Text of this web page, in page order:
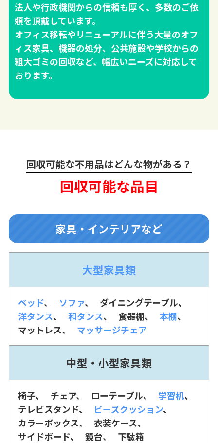
法人や行政機関からの信頼も厚く、多数のご依
頼を頂戴しています。
オフィス移転やリニューアルに伴う大量のオフ
ィス家具、機器の処分、公共施設や学校からの
粗大ゴミの回収など、幅広いニーズに対応して
おります。
回収可能な不用品はどんな物がある？
回収可能な品目
家具・インテリアなど
大型家具類
ベッド ソファ
ダイニングテーブル
洋タンス
和タンス 食器棚
本棚
マットレス
マッサージチェア
中型・小型家具類
椅子 チェア ローテーブル
学習机
テレビスタンド
ビーズクッション
カラーボックス
衣装ケース
サイドボード
鏡台 下駄箱